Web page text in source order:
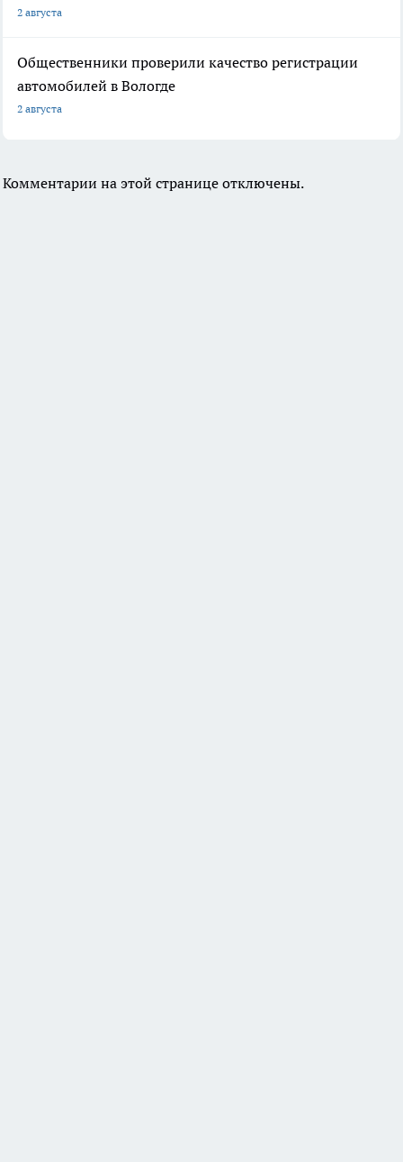
2 августа
Общественники проверили качество регистрации
автомобилей в Вологде
2 августа
Комментарии на этой странице отключены.